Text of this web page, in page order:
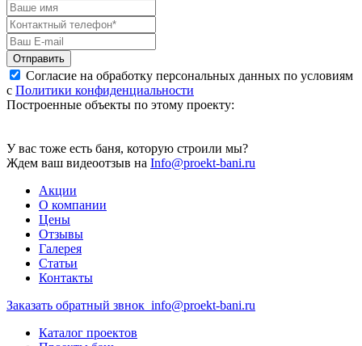
Отправить
Согласие на обработку персональных данных по условиям
с Политики конфиденциальности
Построенные объекты по этому проекту:
У вас тоже есть баня, которую строили мы?
Ждем ваш видеоотзыв на Info@proekt-bani.ru
Акции
О компании
Цены
Отзывы
Галерея
Статьи
Контакты
Заказать обратный звнок info@proekt-bani.ru
Каталог проектов